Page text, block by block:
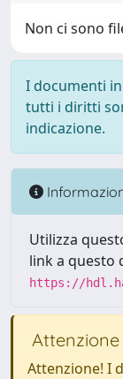
Non ci sono
I documenti
tutti i diritti
indicazione.
Utilizza
link a questo
https://
Attenzione
Attenzione! I